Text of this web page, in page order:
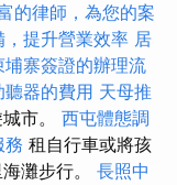
的律師，為您的案
提升營業效率 居
埔寨簽證的辦理流
器的費用 天母推
市。 西屯體態調
務 租自行車或將孩
灘步行。 長照中